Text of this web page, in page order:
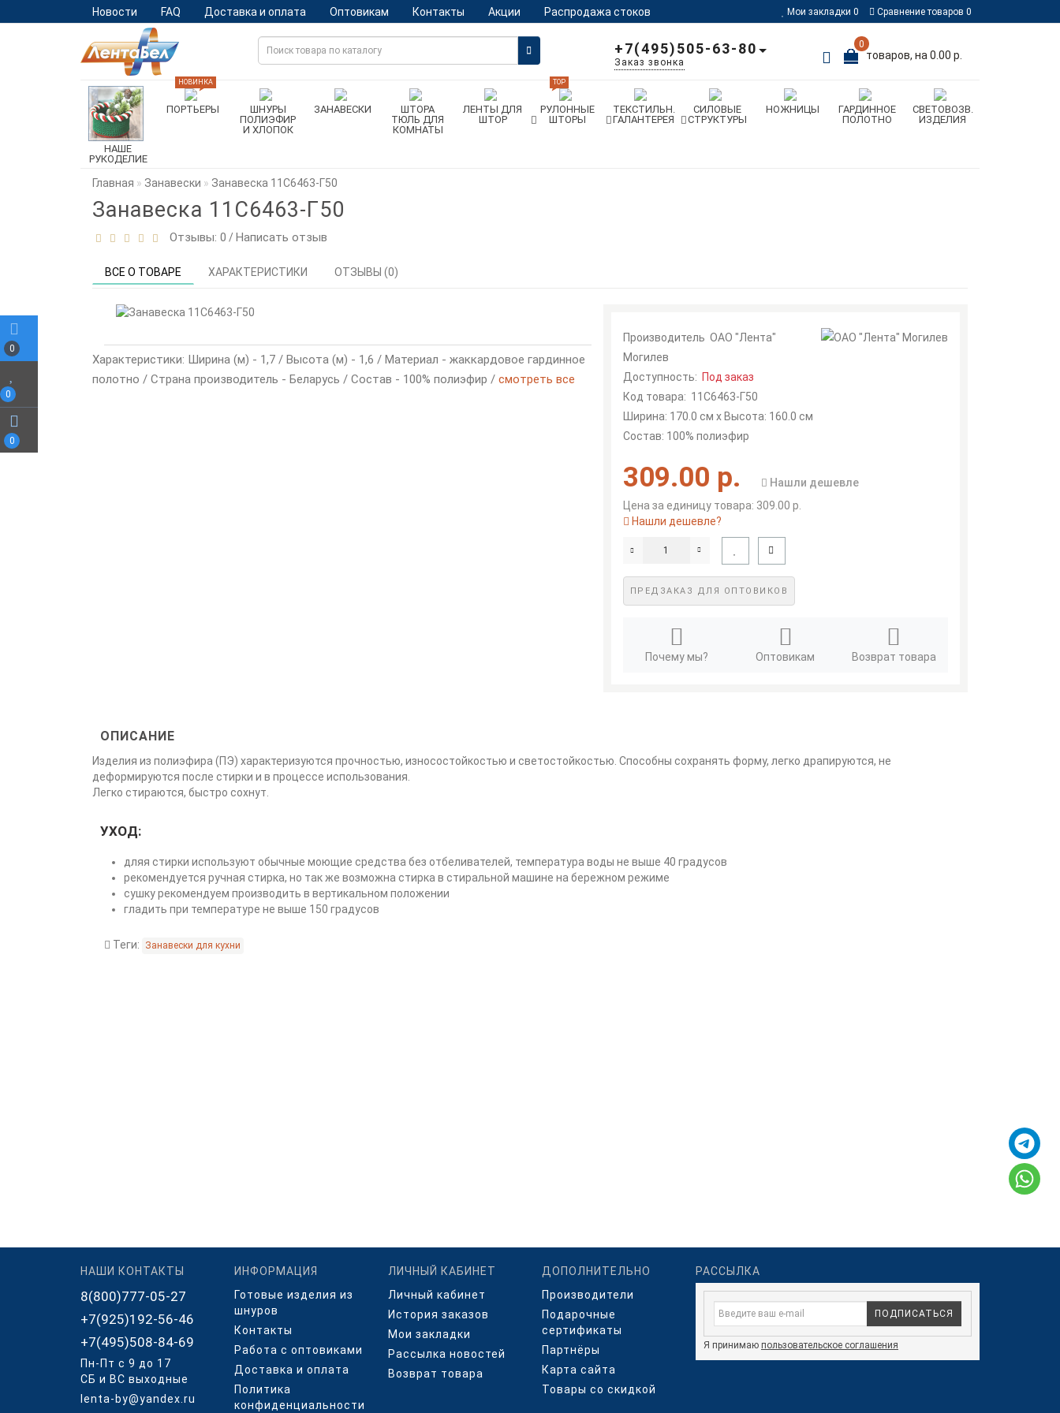
0
0
0
Новости FAQ Доставка и оплата Оптовикам Контакты Акции Распродажа стоков Мои закладки 0 Сравнение товаров 0
0
товаров, на 0.00 р.
+7(495)505-63-80
Заказ звонка
НАШЕ
РУКОДЕЛИЕ
ПОРТЬЕРЫ
НОВИНКА
ШНУРЫ
ПОЛИЭФИР
И ХЛОПОК
ЗАНАВЕСКИ
ШТОРА
ТЮЛЬ ДЛЯ
КОМНАТЫ
ЛЕНТЫ ДЛЯ
ШТОР
РУЛОННЫЕ
ШТОРЫ
TOP
ТЕКСТИЛЬН.
ГАЛАНТЕРЕЯ
СИЛОВЫЕ
СТРУКТУРЫ
НОЖНИЦЫ
ГАРДИННОЕ
ПОЛОТНО
СВЕТОВОЗВ.
ИЗДЕЛИЯ
Главная Занавески Занавеска 11С6463-Г50
Занавеска 11С6463-Г50
Отзывы: 0 /Написать отзыв
ВСЕ О ТОВАРЕ ХАРАКТЕРИСТИКИ ОТЗЫВЫ (0)
Характеристики: Ширина (м) - 1,7 / Высота (м) - 1,6 / Материал - жаккардовое гардинное
полотно / Страна производитель - Беларусь / Состав - 100% полиэфир / смотреть все
Производитель ОАО "Лента"
Могилев
Доступность: Под заказ
Код товара: 11С6463-Г50
Ширина: 170.0 см x Высота: 160.0 см
Состав: 100% полиэфир
309.00 р.
Нашли дешевле
Цена за единицу товара: 309.00 р.
Нашли дешевле?
ПРЕДЗАКАЗ ДЛЯ ОПТОВИКОВ
Почему мы? Оптовикам Возврат товара
ОПИСАНИЕ
Изделия из полиэфира (ПЭ) характеризуются прочностью, износостойкостью и светостойкостью. Способны сохранять форму, легко драпируются, не
деформируются после стирки и в процессе использования.
Легко стираются, быстро сохнут.
УХОД:
дляя стирки используют обычные моющие средства без отбеливателей, температура воды не выше 40 градусов
рекомендуется ручная стирка, но так же возможна стирка в стиральной машине на бережном режиме
сушку рекомендуем производить в вертикальном положении
гладить при температуре не выше 150 градусов
Теги: Занавески для кухни
НАШИ КОНТАКТЫ
8(800)777-05-27
+7(925)192-56-46
+7(495)508-84-69
Пн-Пт с 9 до 17
СБ и ВС выходные
lenta-by@yandex.ru
ИНФОРМАЦИЯ
Готовые изделия из
шнуров
Контакты
Работа с оптовиками
Доставка и оплата
Политика
конфиденциальности
ЛИЧНЫЙ КАБИНЕТ
Личный кабинет
История заказов
Мои закладки
Рассылка новостей
Возврат товара
ДОПОЛНИТЕЛЬНО
Производители
Подарочные
сертификаты
Партнёры
Карта сайта
Товары со скидкой
РАССЫЛКА
ПОДПИСАТЬСЯ
Я принимаю пользовательское соглашения